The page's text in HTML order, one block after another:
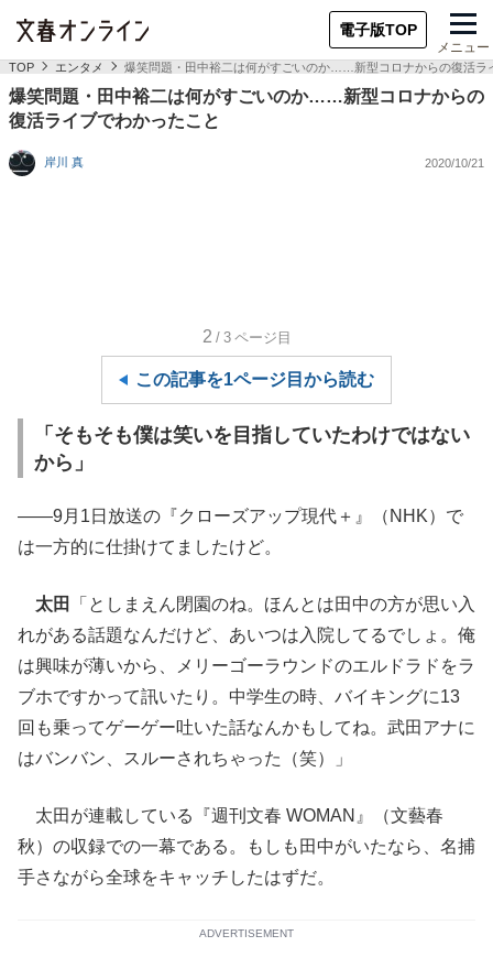
電子版TOP
メニュー
TOP エンタメ 爆笑問題・田中裕二は何がすごいのか……新型コロナからの復活ラ
爆笑問題・田中裕二は何がすごいのか……新型コロナからの
復活ライブでわかったこと
岸川 真 2020/10/21
2 /3 ページ目
この記事を1ページ目から読む
「そもそも僕は笑いを目指していたわけではない
から」
――9月1日放送の『クローズアップ現代＋』（NHK）で
は一方的に仕掛けてましたけど。
太田
「としまえん閉園のね。ほんとは田中の方が思い入
れがある話題なんだけど、あいつは入院してるでしょ。俺
は興味が薄いから、メリーゴーラウンドのエルドラドをラ
ブホですかって訊いたり。中学生の時、バイキングに13
回も乗ってゲーゲー吐いた話なんかもしてね。武田アナに
はバンバン、スルーされちゃった（笑）」
太田が連載している『週刊文春 WOMAN』（文藝春
秋）の収録での一幕である。もしも田中がいたなら、名捕
手さながら全球をキャッチしたはずだ。
ADVERTISEMENT